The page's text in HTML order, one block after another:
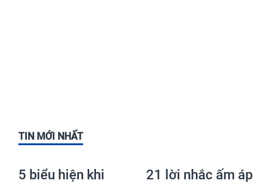
TIN MỚI NHẤT
5 biểu hiện khi
21 lời nhắc ấm áp